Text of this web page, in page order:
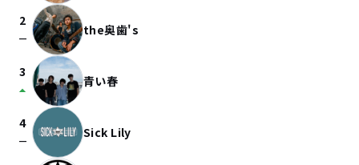
2
check_indeterminate_small the奥歯's
3
arrow_drop_up 青い春
4
check_indeterminate_small Sick Lily